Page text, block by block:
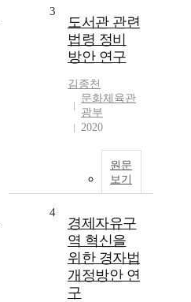
3
도서관 관련
법령 정비
방안 연구
김종천
문화체육관
광부
2020
원문
보기
4
경제자유구
역 혁신을
위한 경자법
개정방안 연
구